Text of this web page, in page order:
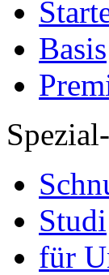
Basis
Studi
für